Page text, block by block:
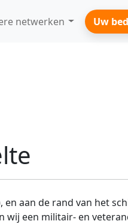
netwerken Uw
en aan de rand van het
wij een militair- en